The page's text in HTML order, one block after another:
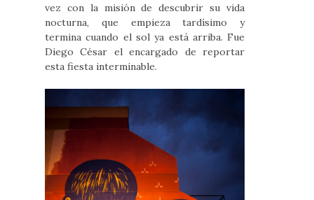
vez con la misión de descubrir su vida
nocturna, que empieza tardísimo y
termina cuando el sol ya está arriba. Fue
Diego César el encargado de reportar
esta fiesta interminable.